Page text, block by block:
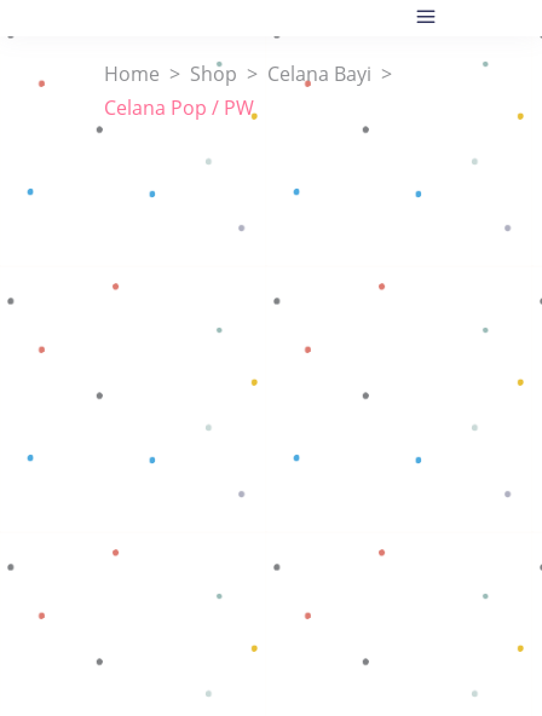
Home > Shop > Celana Bayi >
Celana Pop / PW